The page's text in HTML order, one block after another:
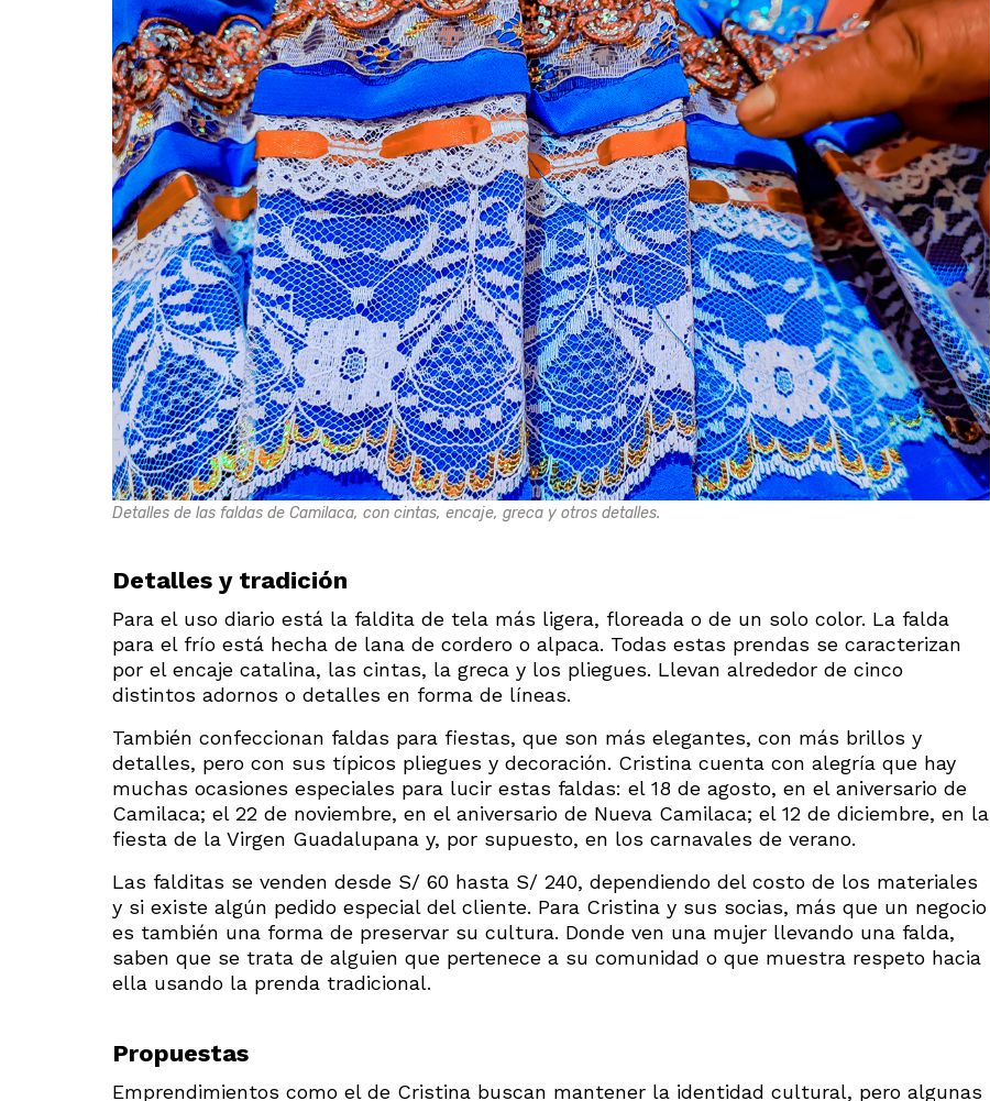
Detalles de las faldas de Camilaca, con cintas, encaje, greca y otros detalles.
Detalles y tradición
Para el uso diario está la faldita de tela más ligera, floreada o de un solo color. La falda
para el frío está hecha de lana de cordero o alpaca. Todas estas prendas se caracterizan
por el encaje catalina, las cintas, la greca y los pliegues. Llevan alrededor de cinco
distintos adornos o detalles en forma de líneas.
También confeccionan faldas para fiestas, que son más elegantes, con más brillos y
detalles, pero con sus típicos pliegues y decoración. Cristina cuenta con alegría que hay
muchas ocasiones especiales para lucir estas faldas: el 18 de agosto, en el aniversario de
Camilaca; el 22 de noviembre, en el aniversario de Nueva Camilaca; el 12 de diciembre, en la
fiesta de la Virgen Guadalupana y, por supuesto, en los carnavales de verano.
Las falditas se venden desde S/ 60 hasta S/ 240, dependiendo del costo de los materiales
y si existe algún pedido especial del cliente. Para Cristina y sus socias, más que un negocio
es también una forma de preservar su cultura. Donde ven una mujer llevando una falda,
saben que se trata de alguien que pertenece a su comunidad o que muestra respeto hacia
ella usando la prenda tradicional.
Propuestas
Emprendimientos como el de Cristina buscan mantener la identidad cultural, pero algunas